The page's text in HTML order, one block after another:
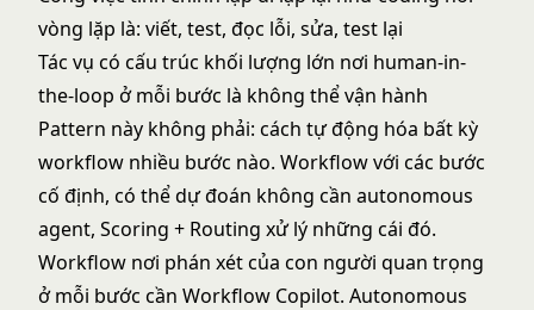
vòng lặp là: viết, test, đọc lỗi, sửa, test lại
Tác vụ có cấu trúc khối lượng lớn nơi human-in-
the-loop ở mỗi bước là không thể vận hành
Pattern này không phải: cách tự động hóa bất kỳ
workflow nhiều bước nào. Workflow với các bước
cố định, có thể dự đoán không cần autonomous
agent, Scoring + Routing xử lý những cái đó.
Workflow nơi phán xét của con người quan trọng
ở mỗi bước cần Workflow Copilot. Autonomous